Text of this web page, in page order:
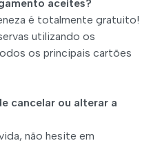
aceites?
é totalmente gratuito!
utilizando os
os principais cartões
cancelar ou alterar a
não hesite em